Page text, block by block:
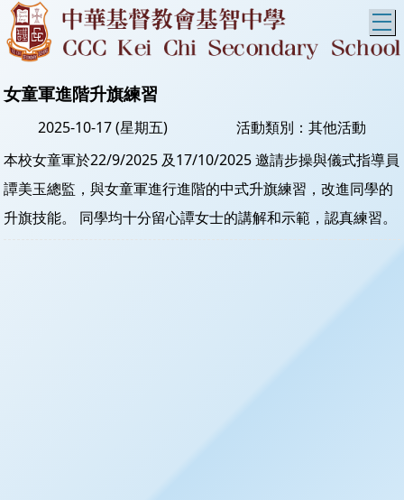
女童軍進階升旗練習
2025-10-17 (星期五)
活動類別：其他活動
本校女童軍於22/9/2025 及17/10/2025 邀請步操與儀式指導員
譚美玉總監，與女童軍進行進階的中式升旗練習，改進同學的
升旗技能。 同學均十分留心譚女士的講解和示範，認真練習。